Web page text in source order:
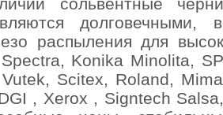
долговечными,
распыления для
Spectra, Konika Minolita,
Scitex, Roland,
, Xerox , Signtech